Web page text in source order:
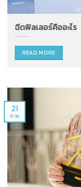
ฉีดฟิลเลอร์คืออะไร
READ MORE
21
ก.พ.